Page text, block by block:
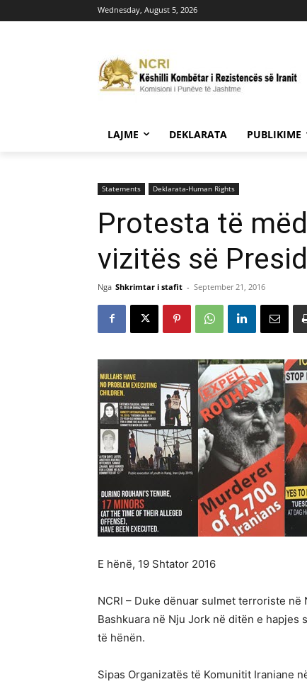
Wednesday, August 5, 2026
LAJME DEKLARATA PUBLIKIME
Statements Deklarata-Human Rights
Protesta të
vizitës së
Nga Shkrimtar i stafit - September 21, 2016
E hënë, 19 Shtator 2016
NCRI – Duke dënuar sulmet terroriste
Bashkuara në Nju Jork në ditën e hapjes
të hënën.
Sipas Organizatës të Komunitit Iraniane